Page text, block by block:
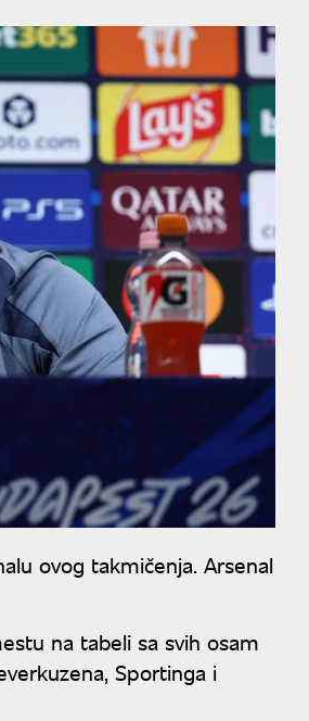
ovog takmičenja. Arsenal
na tabeli sa svih osam
Sportinga i